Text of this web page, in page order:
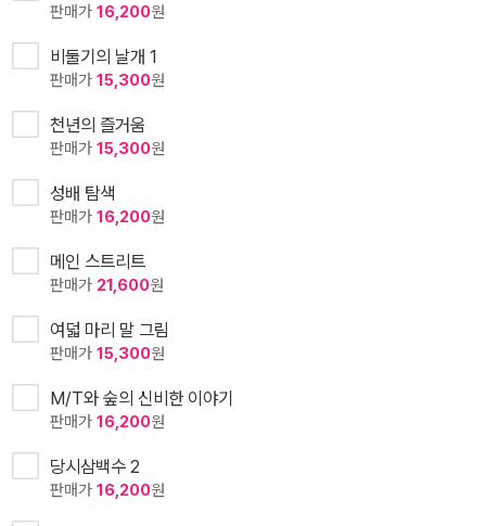
판매가 16,200원
비둘기의 날개 1
판매가 15,300원
천년의 즐거움
판매가 15,300원
성배 탐색
판매가 16,200원
메인 스트리트
판매가 21,600원
여덟 마리 말 그림
판매가 15,300원
M/T와 숲의 신비한 이야기
판매가 16,200원
당시삼백수 2
판매가 16,200원